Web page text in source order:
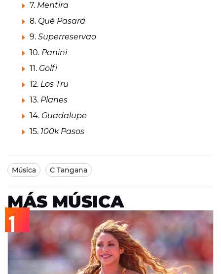
7. Mentira
8. Qué Pasará
9. Superreservao
10. Panini
11. Golfi
12. Los Tru
13. Planes
14. Guadalupe
15. 100k Pasos
Música C Tangana
MÁS MÚSICA